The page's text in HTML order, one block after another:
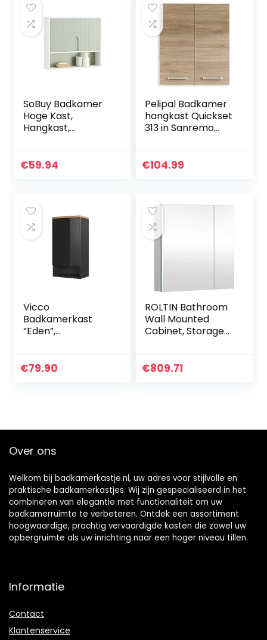
badkamer, met
verstelbare plank,
van bamboe, 55 x
35,5 x 14 cm
SoBuy Badkamer
Hoge Kast,
Hangkast,
Wandcommode,
Hangend, met 2
Planken, 60x15x54
cm, Blanc en
€59.94
Pelipal Badkamer
hangkast Quickset
313 in Sanremo
breed | badkamer
€104.99
Vicco
Badkamerkast
“Eden”,
cm
€79.90
ROLTIN Bathroom
Wall Mounted
Cabinet, Storage
Cabinet Wall-
€809.71
Over ons
Welkom bij badkamerkastje.nl, uw adres voor stijlvolle en
praktische badkamerkastjes. Wij zijn gespecialiseerd in het
combineren van elegantie met functionaliteit om uw
badkamerruimte te verbeteren. Ontdek een assortiment
hoogwaardige, prachtig vervaardigde kasten die zowel uw
opbergruimte als uw inrichting naar een hoger niveau tillen.
Informatie
Contact
Klantenservice